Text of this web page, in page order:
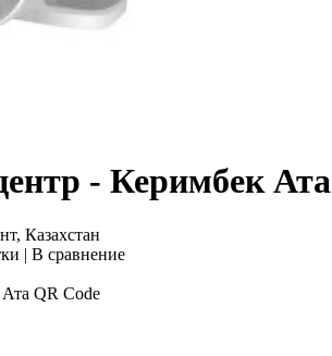
- Керимбек Ата
Казахстан
| В сравнение